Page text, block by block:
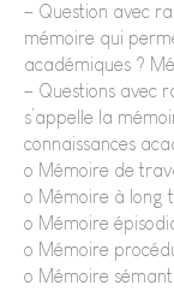
– Question avec
mémoire qui
académiques ?
– Questions avec
s’appelle la
connaissances
o Mémoire de
o Mémoire à long
o Mémoire
o Mémoire
o Mémoire